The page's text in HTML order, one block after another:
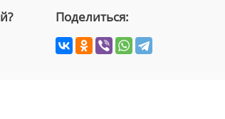
Поделиться: